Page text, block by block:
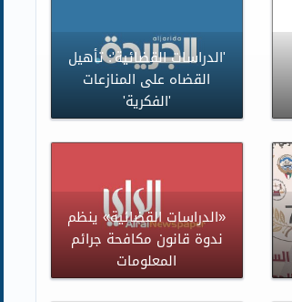
'الدراسات القضائية': تأهيل
القضاه على المنازعات
'الفكرية'
«الدراسات القضائية» ينظم
ندوة قانون مكافحة جرائم
المعلومات